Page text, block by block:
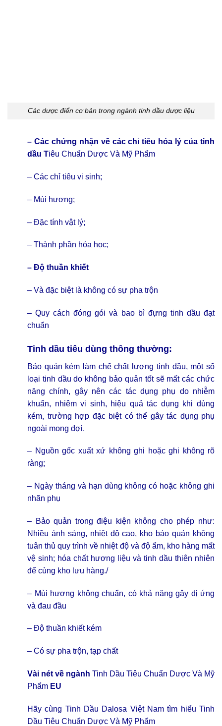
Các dược điển cơ bản trong ngành tinh dầu dược liệu
– Các chứng nhận về các chỉ tiêu hóa lý của tinh
dầu Tiêu Chuẩn Dược Và Mỹ Phẩm
– Các chỉ tiêu vi sinh;
– Mùi hương;
– Đặc tính vật lý;
– Thành phần hóa học;
– Độ thuần khiết
– Và đặc biệt là không có sự pha trộn
– Quy cách đóng gói và bao bì đựng tinh dầu đạt
chuẩn
Tinh dầu tiêu dùng thông thường:
Bảo quản kém làm chế chất lượng tinh dầu, một số
loại tinh dầu do không bảo quản tốt sẽ mất các chức
năng chính, gây nên các tác dụng phụ do nhiễm
khuẩn, nhiêm vi sinh, hiệu quả tác dụng khi dùng
kém, trường hợp đặc biệt có thể gây tác dụng phụ
ngoài mong đợi.
– Nguồn gốc xuất xứ không ghi hoặc ghi không rõ
ràng;
– Ngày tháng và hạn dùng không có hoặc không ghi
nhãn phụ
– Bảo quản trong điệu kiện không cho phép như:
Nhiều ánh sáng, nhiệt độ cao, kho bảo quản không
tuân thủ quy trình về nhiệt độ và độ ẩm, kho hàng mất
vệ sinh; hóa chất hương liệu và tinh dầu thiên nhiên
để cùng kho lưu hàng./
– Mùi hương không chuẩn, có khả năng gây dị ứng
và đau đầu
– Độ thuần khiết kém
– Có sự pha trộn, tạp chất
Vài nét về ngành Tinh Dầu Tiêu Chuẩn Dược Và Mỹ
Phẩm EU
Hãy cùng Tinh Dầu Dalosa Việt Nam tìm hiểu Tinh
Dầu Tiêu Chuẩn Dược Và Mỹ Phẩm